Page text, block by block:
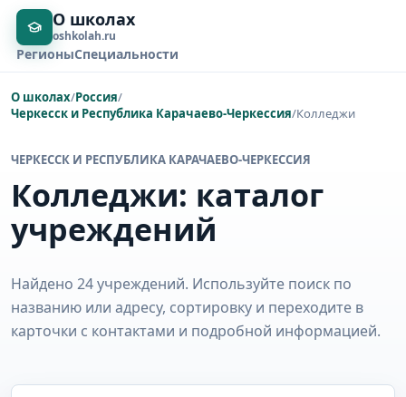
О школах
oshkolah.ru
РегионыСпециальности
О школах/Россия/
Черкесск и Республика Карачаево-Черкессия/Колледжи
ЧЕРКЕССК И РЕСПУБЛИКА КАРАЧАЕВО-ЧЕРКЕССИЯ
Колледжи: каталог
учреждений
Найдено 24 учреждений. Используйте поиск по
названию или адресу, сортировку и переходите в
карточки с контактами и подробной информацией.